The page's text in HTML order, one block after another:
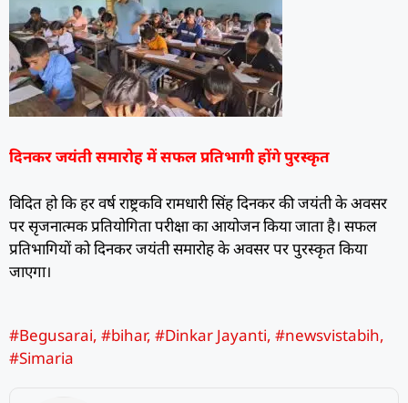
दिनकर जयंती समारोह में सफल प्रतिभागी होंगे पुरस्कृत
विदित हो कि हर वर्ष राष्ट्रकवि रामधारी सिंह दिनकर की जयंती के अवसर
पर सृजनात्मक प्रतियोगिता परीक्षा का आयोजन किया जाता है। सफल
प्रतिभागियों को दिनकर जयंती समारोह के अवसर पर पुरस्कृत किया
जाएगा।
#Begusarai, #bihar, #Dinkar Jayanti, #newsvistabih,
#Simaria